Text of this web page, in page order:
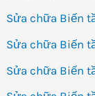
Sửa chữa Biến
Sửa chữa Biến
Sửa chữa Biến